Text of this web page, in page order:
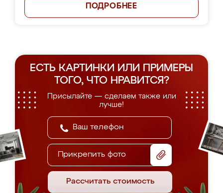
ПОДРОБНЕЕ
ЕСТЬ КАРТИНКИ ИЛИ ПРИМЕРЫ
ТОГО, ЧТО НРАВИТСЯ?
Присылайте — сделаем также или
лучше!
Прикрепить фото
Рассчитать стоимость